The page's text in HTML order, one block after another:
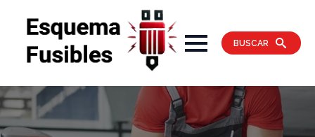
BUSCAR